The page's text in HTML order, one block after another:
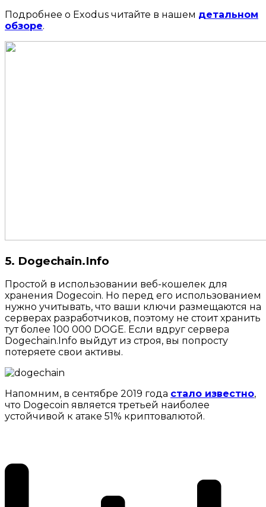
Подробнее о Exodus читайте в нашем детальном
обзоре.
5. Dogechain.Info
Простой в использовании веб-кошелек для
хранения Dogecoin. Но перед его использованием
нужно учитывать, что ваши ключи размещаются на
серверах разработчиков, поэтому не стоит хранить
тут более 100 000 DOGE. Если вдруг сервера
Dogechain.Info выйдут из строя, вы попросту
потеряете свои активы.
Напомним, в сентябре 2019 года стало известно,
что Dogecoin является третьей наиболее
устойчивой к атаке 51% криптовалютой.